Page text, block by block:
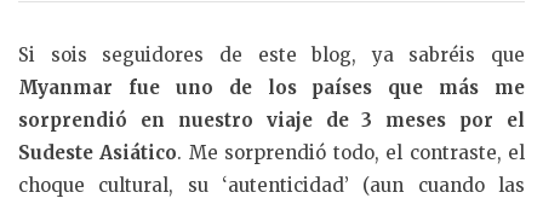
Si sois seguidores de este blog, ya sabréis que
Myanmar fue uno de los países que más me
sorprendió en nuestro viaje de 3 meses por el
Sudeste Asiático. Me sorprendió todo, el contraste, el
choque cultural, su ‘autenticidad’ (aun cuando las